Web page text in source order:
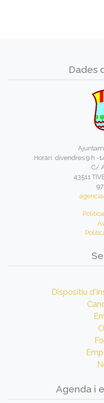
Dades
Horari: divendres 9 h -
C/
43511
Dispositiu
Agenda i